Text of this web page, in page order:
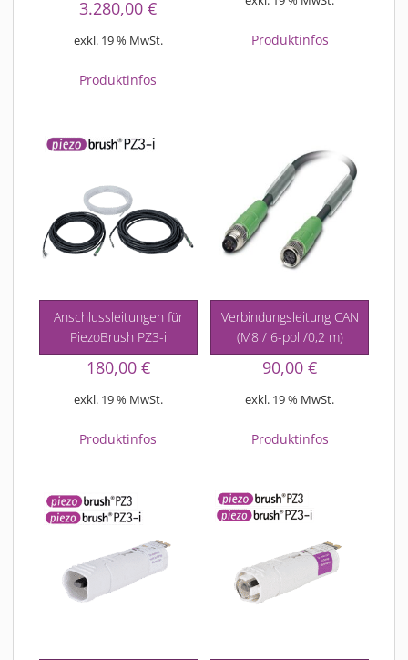
3.280,00€
exkl. 19 % MwSt.
Produktinfos
Produktinfos
Anschlussleitungen für
PiezoBrush PZ3-i
180,00 €
exkl. 19 % MwSt.
Produktinfos
Verbindungsleitung CAN
(M8 / 6-pol /0,2 m)
90,00€
exkl. 19 % MwSt.
Produktinfos